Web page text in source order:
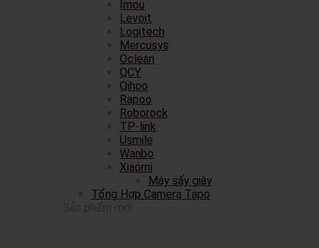
Imou
Levoit
Logitech
Mercusys
Oclean
QCY
Qihoo
Rapoo
Roborock
TP-link
Usmile
Wanbo
Xiaomi
Máy sấy giày
Tổng Hợp Camera Tapo